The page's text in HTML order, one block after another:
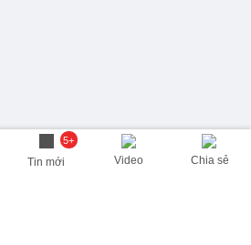
5+
Tin mới Video Chia sẻ